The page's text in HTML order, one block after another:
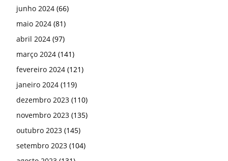
junho 2024 (66)
maio 2024 (81)
abril 2024 (97)
março 2024 (141)
fevereiro 2024 (121)
janeiro 2024 (119)
dezembro 2023 (110)
novembro 2023 (135)
outubro 2023 (145)
setembro 2023 (104)